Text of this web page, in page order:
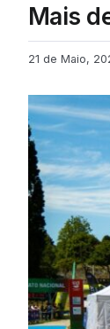
Mais
21 de Maio,